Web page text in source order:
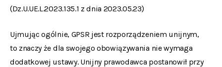
(Dz.U.UE.L.2023.135.1 z dnia 2023.05.23)
Ujmując ogólnie, GPSR jest rozporządzeniem unijnym,
to znaczy że dla swojego obowiązywania nie wymaga
dodatkowej ustawy. Unijny prawodawca postanowił przy